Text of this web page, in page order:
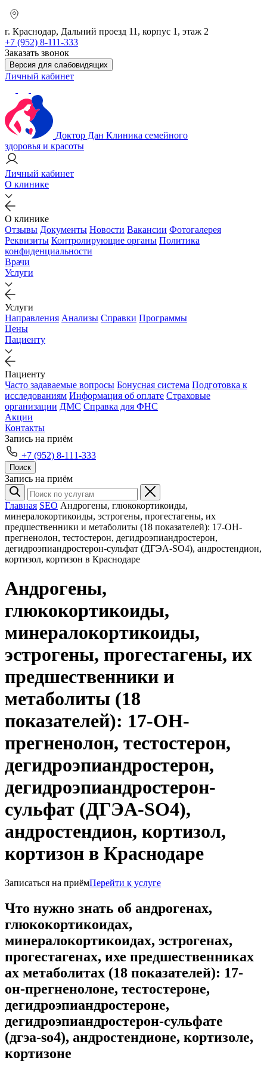
г. Краснодар, Дальний проезд 11, корпус 1, этаж 2
+7 (952) 8-111-333
Заказать звонок
Версия для слабовидящих
Личный кабинет
Доктор Дан Клиника семейного
здоровья и красоты
Личный кабинет
О клинике
О клинике
Отзывы Документы Новости Вакансии Фотогалерея
Реквизиты Контролирующие органы Политика
конфиденциальности
Врачи
Услуги
Услуги
Направления Анализы Справки Программы
Цены
Пациенту
Пациенту
Часто задаваемые вопросы Бонусная система Подготовка к
исследованиям Информация об оплате Страховые
организации ДМС Справка для ФНС
Акции
Контакты
Запись на приём
+7 (952) 8-111-333
Поиск
Запись на приём
Главная SEO Андрогены, глюкокортикоиды,
минералокортикоиды, эстрогены, прогестагены, их
предшественники и метаболиты (18 показателей): 17-ОН-
прегненолон, тестостерон, дегидроэпиандростерон,
дегидроэпиандростерон-сульфат (ДГЭА-SO4), андростендион,
кортизол, кортизон в Краснодаре
Андрогены,
глюкокортикоиды,
минералокортикоиды,
эстрогены, прогестагены, их
предшественники и
метаболиты (18
показателей): 17-ОН-
прегненолон, тестостерон,
дегидроэпиандростерон,
дегидроэпиандростерон-
сульфат (ДГЭА-SO4),
андростендион, кортизол,
кортизон в Краснодаре
Записаться на приёмПерейти к услуге
Что нужно знать об андрогенах,
глюкокортикоидах,
минералокортикоидах, эстрогенах,
прогестагенах, ихе предшественниках
ах метаболитах (18 показателей): 17-
он-прегненолоне, тестостероне,
дегидроэпиандростероне,
дегидроэпиандростерон-сульфате
(дгэа-so4), андростендионе, кортизоле,
кортизоне